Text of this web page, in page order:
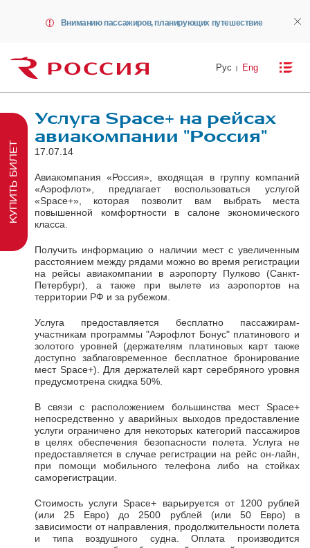
Вниманию пассажиров, планирующих путешествие
Рус Eng
Услуга Space+ на рейсах
авиакомпании "Россия"
17.07.14
Авиакомпания «Россия», входящая в группу компаний
«Аэрофлот», предлагает воспользоваться услугой
«Space+», которая позволит вам выбрать места
повышенной комфортности в салоне экономического
класса.
Получить информацию о наличии мест с увеличенным
расстоянием между рядами можно во время регистрации
на рейсы авиакомпании в аэропорту Пулково (Санкт-
Петербург), а также при вылете из аэропортов на
территории РФ и за рубежом.
Услуга предоставляется бесплатно пассажирам-
участникам программы "Аэрофлот Бонус" платинового и
золотого уровней (держателям платиновых карт также
доступно заблаговременное бесплатное бронирование
мест Space+). Для держателей карт серебряного уровня
предусмотрена скидка 50%.
В связи с расположением большинства мест Space+
непосредственно у аварийных выходов предоставление
услуги ограничено для некоторых категорий пассажиров
в целях обеспечения безопасности полета. Услуга не
предоставляется в случае регистрации на рейс он-лайн,
при помощи мобильного телефона либо на стойках
саморегистрации.
Стоимость услуги Space+ варьируется от 1200 рублей
(или 25 Евро) до 2500 рублей (или 50 Евро) в
зависимости от направления, продолжительности полета
и типа воздушного судна. Оплата производится
КУПИТЬ БИЛЕТ